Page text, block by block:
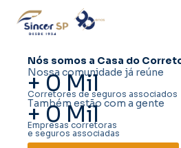
Nós somos a Casa do
Nossa comunidade já reúne
+0 Mil
Corretores de seguros associados
Também estão com a gente
+0Mil
Empresas corretoras
e seguros associadas